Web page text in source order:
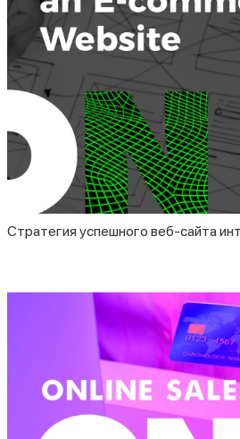
Стратегия успешного веб-сайта